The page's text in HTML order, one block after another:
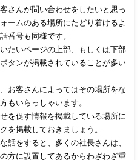
さんが問い合わせをしたいと思っ
ームのある場所にたどり着けるよ
番号も同様です。
たいページの上部、もしくは下部
タンが掲載されていることが多い
お客さんによってはその場所をな
もいらっしゃいます。
を促す情報を掲載している場所に
を掲載しておきましょう。
話をすると、多くの社長さんは、
方に設置してあるからわざわざ重